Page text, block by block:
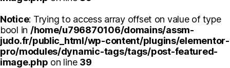
Notice: Trying to access array offset on value of type
bool in /home/u796870106/domains/assm-
judo.fr/public_html/wp-content/plugins/elementor-
pro/modules/dynamic-tags/tags/post-featured-
image.php on line 39